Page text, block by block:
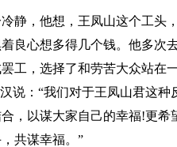
，他想，王凤山这个工头
良心想多得几个钱。他多次
工，选择了和劳苦大众站在
说：“我们对于王凤山君这
，以谋大家自己的幸福!更
共谋幸福。”